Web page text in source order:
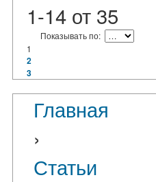
1-14 от 35
Показывать по:
1
2
3
Главная
›
Статьи